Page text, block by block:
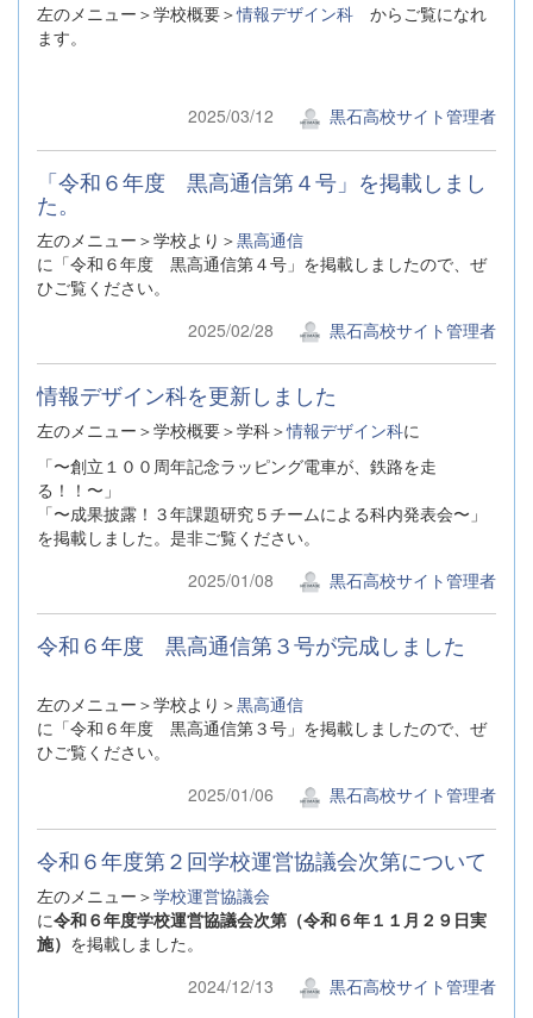
左のメニュー＞学校概要＞情報デザイン科 からご覧になれ
ます。
2025/03/12 黒石高校サイト管理者
「令和６年度 黒高通信第４号」を掲載しまし
た。
左のメニュー＞学校より＞黒高通信
に「令和６年度 黒高通信第４号」を掲載しましたので、ぜ
ひご覧ください。
2025/02/28
黒石高校サイト管理者
情報デザイン科を更新しました
左のメニュー＞学校概要＞学科＞情報デザイン科に
「〜創立１００周年記念ラッピング電車が、鉄路を走
る！！〜」
「〜成果披露！３年課題研究５チームによる科内発表会〜」
を掲載しました。是非ご覧ください。
2025/01/08
黒石高校サイト管理者
令和６年度 黒高通信第３号が完成しました
左のメニュー＞学校より＞黒高通信
に「令和６年度 黒高通信第３号」を掲載しましたので、ぜ
ひご覧ください。
2025/01/06
黒石高校サイト管理者
令和６年度第２回学校運営協議会次第について
左のメニュー＞学校運営協議会
に令和６年度学校運営協議会次第（令和６年１１月２９日実
施） を掲載しました。
2024/12/13
黒石高校サイト管理者